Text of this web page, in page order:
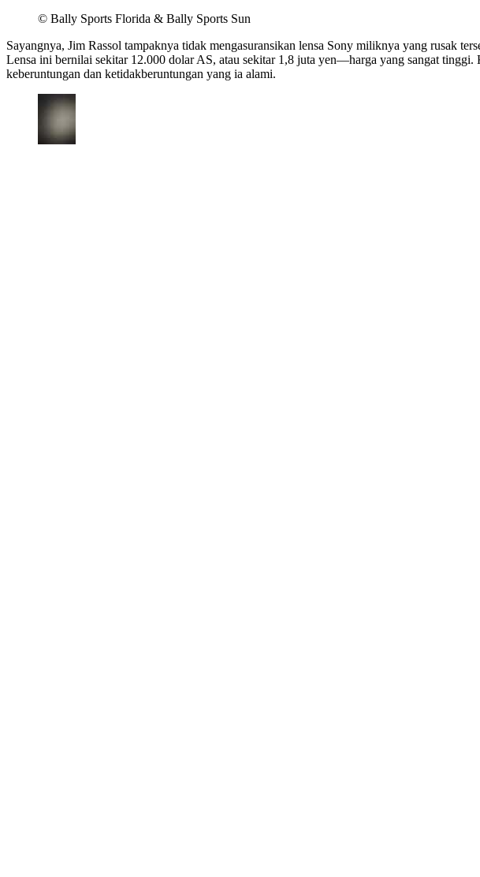
©︎ Bally Sports Florida & Bally Sports Sun
Sayangnya, Jim Rassol tampaknya tidak mengasuransikan lensa Sony miliknya yang rusak
Lensa ini bernilai sekitar 12.000 dolar AS, atau sekitar 1,8 juta yen—harga yang sangat
keberuntungan dan ketidakberuntungan yang ia alami.